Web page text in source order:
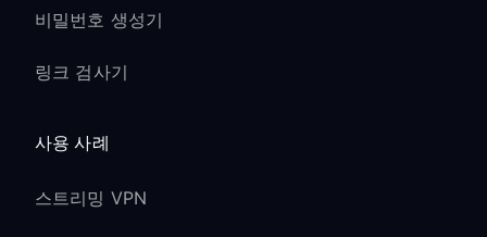
비밀번호 생성기
링크 검사기
사용 사례
스트리밍 VPN